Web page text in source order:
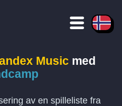
Music med
av en spilleliste fra